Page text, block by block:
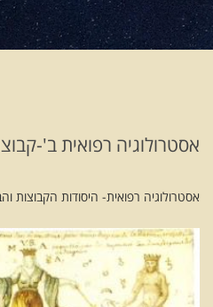
אסטרולוגיה רפואית ב'-
אסטרולוגיה רפואית- היסודות הקבוצות